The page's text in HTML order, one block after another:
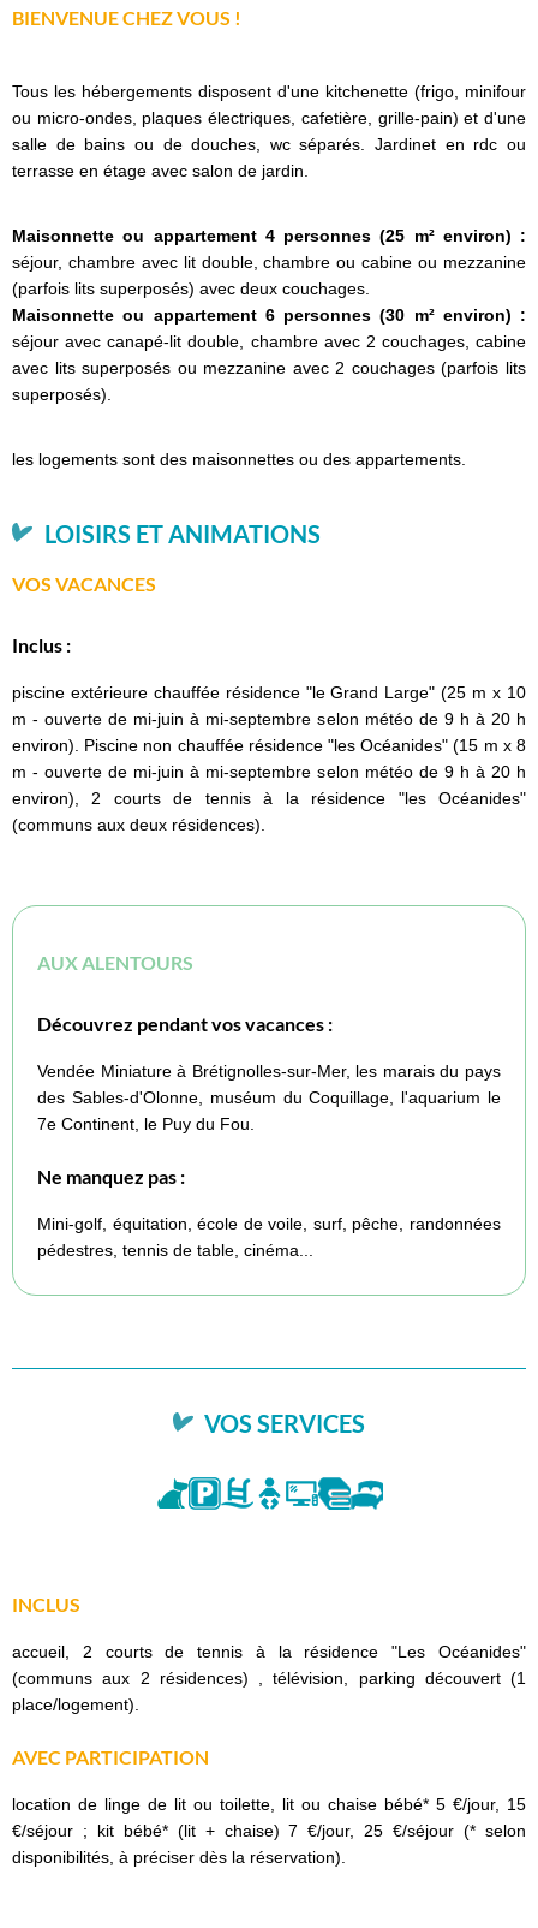
BIENVENUE CHEZ VOUS !
Tous les hébergements disposent d'une kitchenette (frigo, minifour
ou micro-ondes, plaques électriques, cafetière, grille-pain) et d'une
salle de bains ou de douches, wc séparés. Jardinet en rdc ou
terrasse en étage avec salon de jardin.
Maisonnette ou appartement 4 personnes (25 m² environ) :
séjour, chambre avec lit double, chambre ou cabine ou mezzanine
(parfois lits superposés) avec deux couchages.
Maisonnette ou appartement 6 personnes (30 m² environ) :
séjour avec canapé-lit double, chambre avec 2 couchages, cabine
avec lits superposés ou mezzanine avec 2 couchages (parfois lits
superposés).
les logements sont des maisonnettes ou des appartements.
LOISIRS ET ANIMATIONS
VOS VACANCES
Inclus :
piscine extérieure chauffée résidence "le Grand Large" (25 m x 10
m - ouverte de mi-juin à mi-septembre selon météo de 9 h à 20 h
environ). Piscine non chauffée résidence "les Océanides" (15 m x 8
m - ouverte de mi-juin à mi-septembre selon météo de 9 h à 20 h
environ), 2 courts de tennis à la résidence "les Océanides"
(communs aux deux résidences).
AUX ALENTOURS
Découvrez pendant vos vacances :
Vendée Miniature à Brétignolles-sur-Mer, les marais du pays
des Sables-d'Olonne, muséum du Coquillage, l'aquarium le
7e Continent, le Puy du Fou.
Ne manquez pas :
Mini-golf, équitation, école de voile, surf, pêche, randonnées
pédestres, tennis de table, cinéma...
VOS SERVICES
INCLUS
accueil, 2 courts de tennis à la résidence "Les Océanides"
(communs aux 2 résidences) , télévision, parking découvert (1
place/logement).
AVEC PARTICIPATION
location de linge de lit ou toilette, lit ou chaise bébé* 5 €/jour, 15
€/séjour ; kit bébé* (lit + chaise) 7 €/jour, 25 €/séjour (* selon
disponibilités, à préciser dès la réservation).